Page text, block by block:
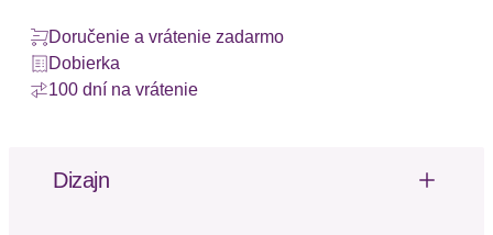
Doručenie a vrátenie zadarmo
Dobierka
100 dní na vrátenie
Dizajn